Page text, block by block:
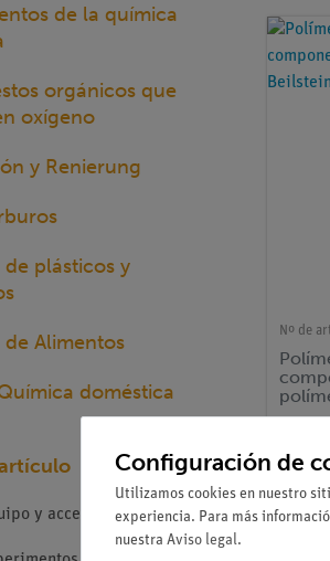
de la química
orgánicos que
oxígeno
y Renierung
plásticos y
Alimentos
doméstica
y accesorios 8
Nº de
Configuración de
Utilizamos cookies en nuestro
experiencia. Para más
nuestra Aviso legal.